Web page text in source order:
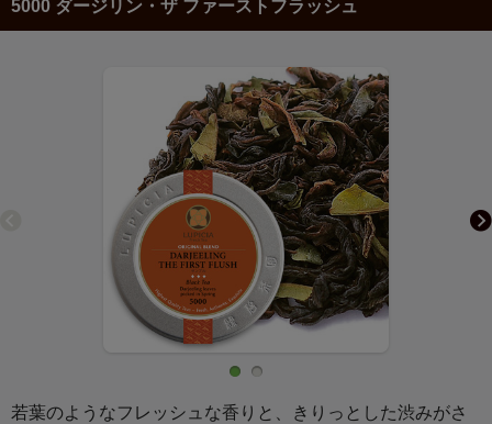
5000 ダージリン・ザ ファーストフラッシュ
若葉のようなフレッシュな香りと、きりっとした渋みがさ